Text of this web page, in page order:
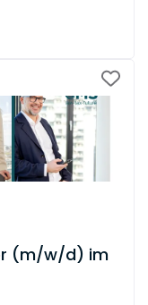
(m/w/d) im